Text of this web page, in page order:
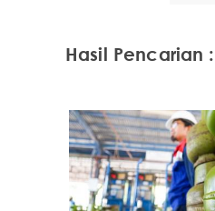
Hasil Pencarian :